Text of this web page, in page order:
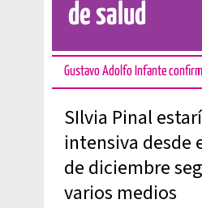
de salud
Gustavo Adolfo Infante
SIlvia Pinal
intensiva desde
de diciembre
varios medios